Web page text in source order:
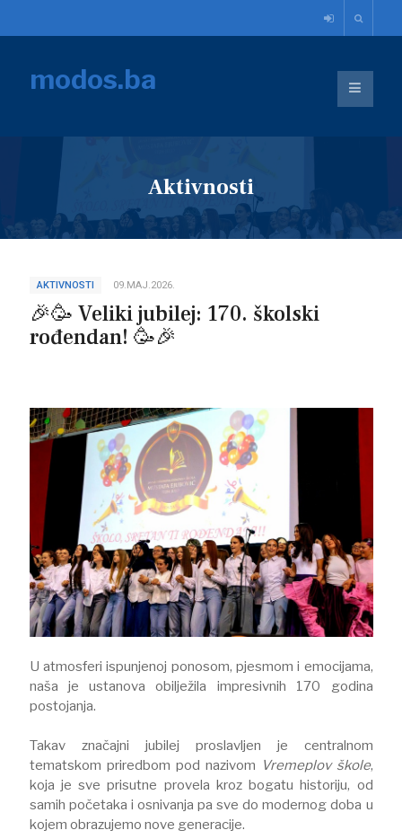
modos.ba
Aktivnosti
AKTIVNOSTI 09.MAJ.2026.
🎉🥳 Veliki jubilej: 170. školski
rođendan! 🥳🎉
U atmosferi ispunjenoj ponosom, pjesmom i emocijama,
naša je ustanova obilježila impresivnih 170 godina
postojanja.
Takav značajni jubilej proslavljen je centralnom
tematskom priredbom pod nazivom Vremeplov škole,
koja je sve prisutne provela kroz bogatu historiju, od
samih početaka i osnivanja pa sve do modernog doba u
kojem obrazujemo nove generacije.